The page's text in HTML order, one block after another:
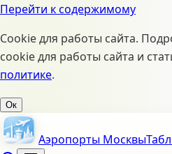
Перейти к содержимому
Cookie для работы сайта.
cookie для работы сайта и
политике.
Ок
Аэропорты Москвы